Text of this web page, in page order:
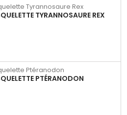
TYRANNOSAURE REX
PTÉRANODON